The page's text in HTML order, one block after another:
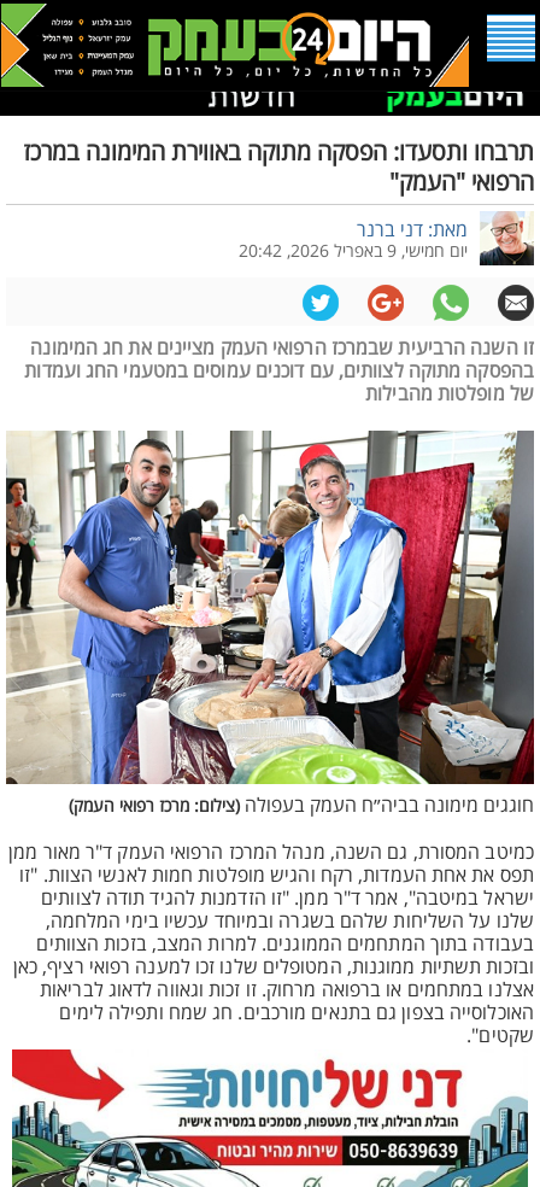
תרבחו ותסעדו: הפסקה מתוקה באווירת המימונה במרכז
הרפואי "העמק"
מאת: דני ברנר
יום חמישי, 9 באפריל 2026, 20:42
זו השנה הרביעית שבמרכז הרפואי העמק מציינים את חג המימונה
בהפסקה מתוקה לצוותים, עם דוכנים עמוסים במטעמי החג ועמדות
של מופלטות מהבילות
חוגגים מימונה בביה״ח העמק בעפולה (צילום: מרכז רפואי העמק)
כמיטב המסורת, גם השנה, מנהל המרכז הרפואי העמק ד"ר מאור ממן
תפס את אחת העמדות, רקח והגיש מופלטות חמות לאנשי הצוות. "זו
ישראל במיטבה", אמר ד"ר ממן. "זו הזדמנות להגיד תודה לצוותים
שלנו על השליחות שלהם בשגרה ובמיוחד עכשיו בימי המלחמה,
בעבודה בתוך המתחמים הממוגנים. למרות המצב, בזכות הצוותים
ובזכות תשתיות ממוגנות, המטופלים שלנו זכו למענה רפואי רציף, כאן
אצלנו במתחמים או ברפואה מרחוק. זו זכות וגאווה לדאוג לבריאות
האוכלוסייה בצפון גם בתנאים מורכבים. חג שמח ותפילה לימים
שקטים".